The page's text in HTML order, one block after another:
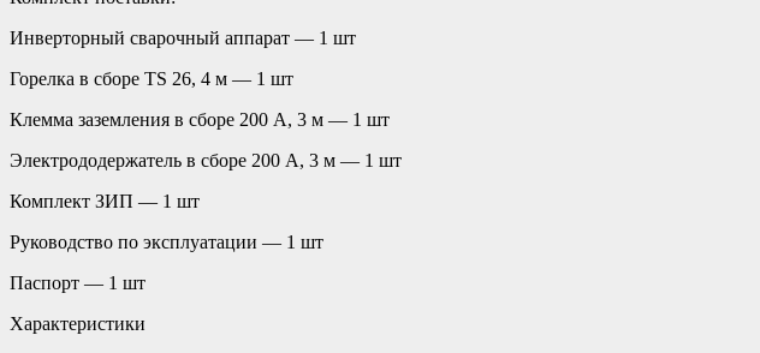
Инверторный сварочный аппарат — 1 шт
Горелка в сборе TS 26, 4 м — 1 шт
Клемма заземления в сборе 200 А, 3 м — 1 шт
Электрододержатель в сборе 200 А, 3 м — 1 шт
Комплект ЗИП — 1 шт
Руководство по эксплуатации — 1 шт
Паспорт — 1 шт
Характеристики